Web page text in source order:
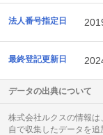
法人番号指定日
最終登記更新日
データの出典について
株式会社ルクスの情報は、
自で収集したデータを追